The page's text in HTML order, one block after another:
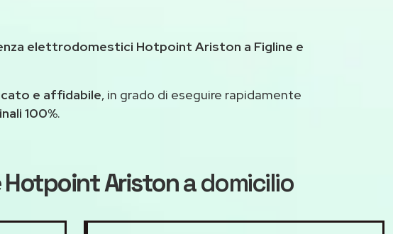
elettrodomestici Hotpoint Ariston a Figline e
e affidabile, in grado di eseguire rapidamente
100%.
Hotpoint Aristona domicilio